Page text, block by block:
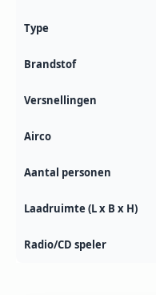
Type
Brandstof
Versnellingen
Airco
Aantal personen
Laadruimte (L x B x H)
Radio/CD speler